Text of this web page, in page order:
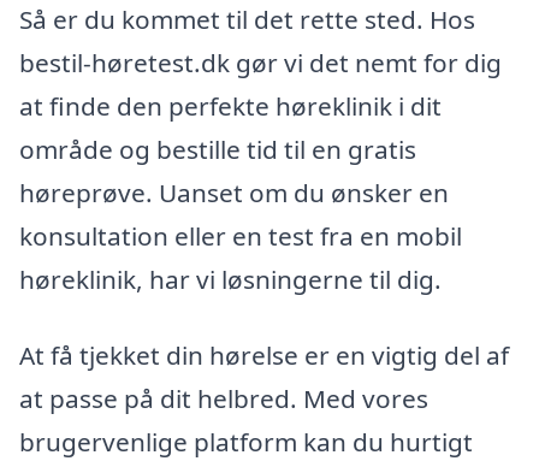
Så er du kommet til det rette sted. Hos
bestil-høretest.dk gør vi det nemt for dig
at finde den perfekte høreklinik i dit
område og bestille tid til en gratis
høreprøve. Uanset om du ønsker en
konsultation eller en test fra en mobil
høreklinik, har vi løsningerne til dig.
At få tjekket din hørelse er en vigtig del af
at passe på dit helbred. Med vores
brugervenlige platform kan du hurtigt